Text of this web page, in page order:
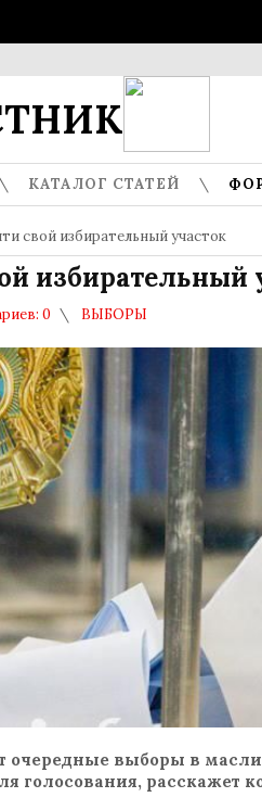
КАТАЛОГ СТАТЕЙ
свой избирательный участок
избирательный
0 ВЫБОРЫ
очередные выборы в
голосования,